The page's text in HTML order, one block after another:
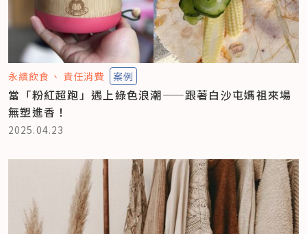
永續飲食 責任消費 案例
當「粉紅超跑」遇上綠色浪潮——跟著白沙屯媽祖來場
無塑進香！
2025.04.23